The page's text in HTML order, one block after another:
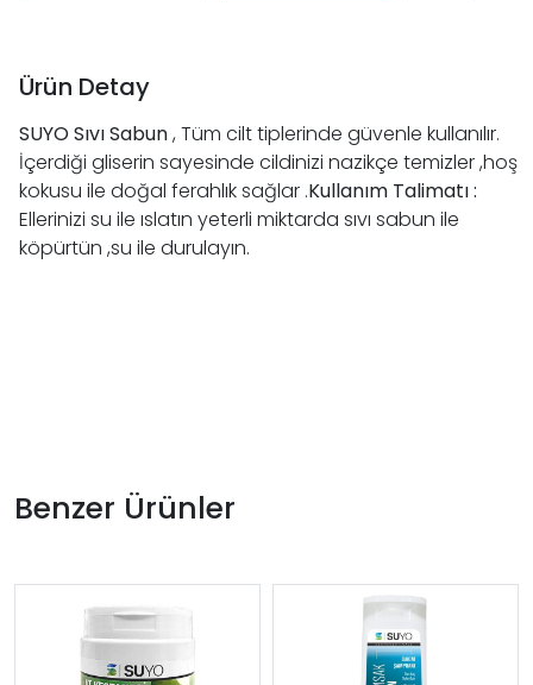
Ürün Detay
SUYO Sıvı Sabun, Tüm cilt tiplerinde güvenle kullanılır.
İçerdiği gliserin sayesinde cildinizi nazikçe temizler ,hoş
kokusu ile doğal ferahlık sağlar .Kullanım Talimatı :
Ellerinizi su ile ıslatın yeterli miktarda sıvı sabun ile
köpürtün ,su ile durulayın.
Benzer Ürünler